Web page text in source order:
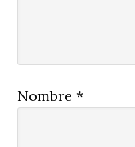
Nombre*